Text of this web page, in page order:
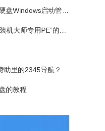
启动管理器？
师专用PE”的选项？
助里的2345导航？
的教程